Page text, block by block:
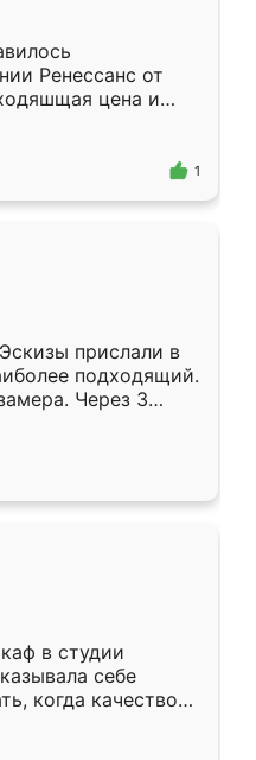
Ренессанс от
цена и
Приехавший
самый
1
прислали в
подходящий.
Через 3
Остались
Ренессанс
работу!
в студии
себе
когда качеством
кухня уже почти